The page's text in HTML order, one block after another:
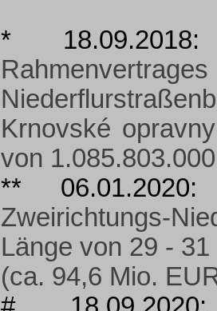
*
Krnovské
von
**
Zweirichtungs-
Länge von 29 -
(ca. 94,6 Mio.